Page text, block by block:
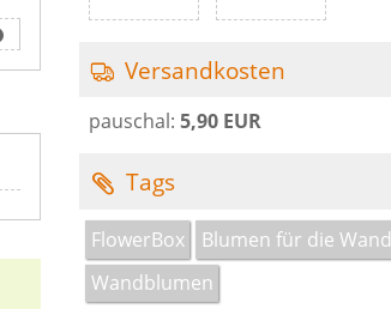
Versandkosten
pauschal: 5,90 EUR
Tags
FlowerBox
Blumen für die Wand
Wandblumen